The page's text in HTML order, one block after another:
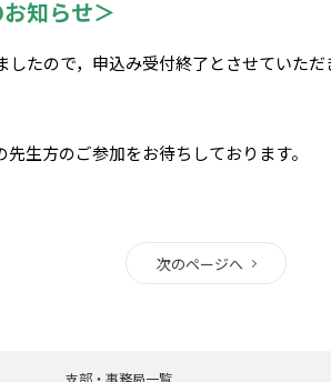
知らせ＞
たので，申込み受付終了とさせていただ
生方のご参加をお待ちしております。
次のページへ
支部・事務局一覧